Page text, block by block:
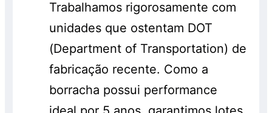
Trabalhamos rigorosamente com
unidades que ostentam DOT
(Department of Transportation) de
fabricação recente. Como a
borracha possui performance